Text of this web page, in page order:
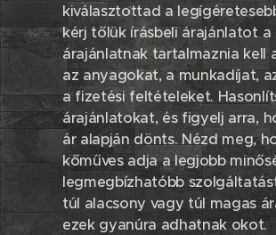
kiválasztottad a
kérj tőlük írásbeli árajánlatot a
árajánlatnak tartalmaznia kell
az anyagokat, a munkadíjat,
a fizetési feltételeket.
árajánlatokat, és figyelj arra,
ár alapján dönts. Nézd meg,
kőműves adja a legjobb
legmegbízhatóbb
túl alacsony vagy túl magas
ezek gyanúra adhatnak okot.